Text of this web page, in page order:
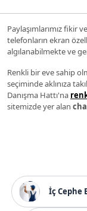
Paylaşımlarımız fikir
telefonların ekran
algılanabilmekte ve
Renkli bir eve sahip
seçiminde aklınıza
Danışma Hattı'na
sitemizde yer alan
İç Cephe